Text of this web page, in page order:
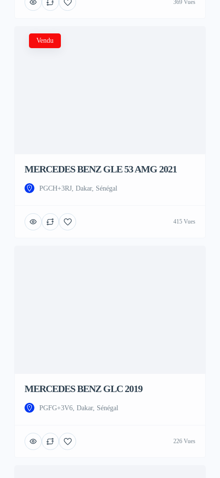
369 Vues
Vendu
MERCEDES BENZ GLE 53 AMG 2021
PGCH+3RJ, Dakar, Sénégal
415 Vues
MERCEDES BENZ GLC 2019
PGFG+3V6, Dakar, Sénégal
226 Vues